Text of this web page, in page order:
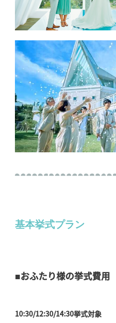
基本挙式プラン
■おふたり様の挙式費用
10:30/12:30/14:30挙式対象